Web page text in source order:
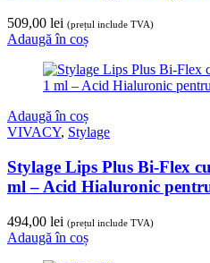
509,00 lei (prețul include TVA)
Adaugă în coș
Adaugă în coș
VIVACY, Stylage
Stylage Lips Plus Bi-Flex
ml – Acid Hialuronic
494,00 lei (prețul include TVA)
Adaugă în coș